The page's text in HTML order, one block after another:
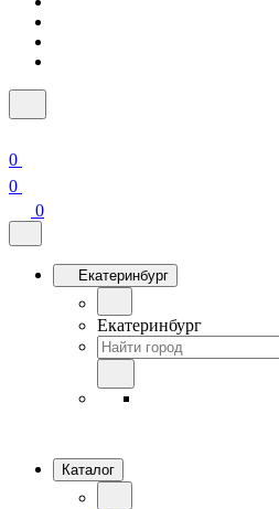
0
0
0
Екатеринбург
Екатеринбург
Каталог